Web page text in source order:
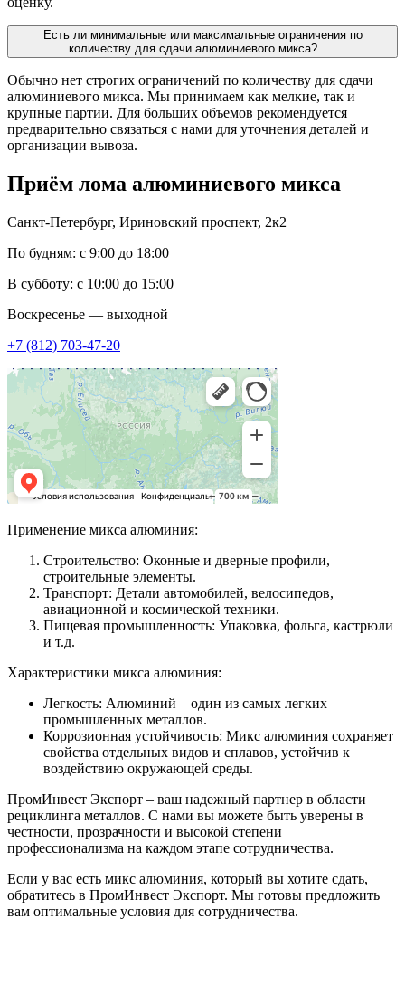
Есть ли минимальные или максимальные ограничения по
количеству для сдачи алюминиевого микса?
Обычно нет строгих ограничений по количеству для сдачи
алюминиевого микса. Мы принимаем как мелкие, так и
крупные партии. Для больших объемов рекомендуется
предварительно связаться с нами для уточнения деталей и
организации вывоза.
Приём лома алюминиевого микса
Санкт-Петербург, Ириновский проспект, 2к2
По будням: с 9:00 до 18:00
В субботу: с 10:00 до 15:00
Воскресенье — выходной
+7 (812) 703-47-20
Применение микса алюминия:
Строительство: Оконные и дверные профили,
строительные элементы.
Транспорт: Детали автомобилей, велосипедов,
авиационной и космической техники.
Пищевая промышленность: Упаковка, фольга, кастрюли
и т.д.
Характеристики микса алюминия:
Легкость: Алюминий – один из самых легких
промышленных металлов.
Коррозионная устойчивость: Микс алюминия сохраняет
свойства отдельных видов и сплавов, устойчив к
воздействию окружающей среды.
ПромИнвест Экспорт – ваш надежный партнер в области
рециклинга металлов. С нами вы можете быть уверены в
честности, прозрачности и высокой степени
профессионализма на каждом этапе сотрудничества.
Если у вас есть микс алюминия, который вы хотите сдать,
обратитесь в ПромИнвест Экспорт. Мы готовы предложить
вам оптимальные условия для сотрудничества.